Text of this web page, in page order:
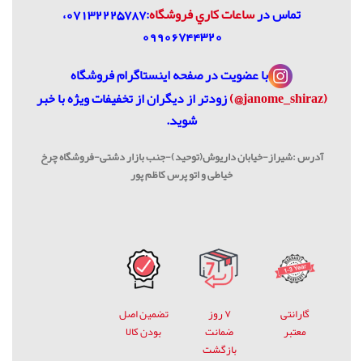
تماس درساعات كاري فروشگاه
:07132225787،
09906744320
با عضویت درصفحه اینستاگرام فروشگاه
(janome_shiraz@)
زودتر از دیگران از تخفیفات ویژه با خبر
شوید.
آدرس :شیراز-خیابان داریوش(توحید)-جنب بازار دشتی-فروشگاه چرخ
خیاطی و اتو پرس کاظم پور
گارانتی
معتبر
۷ روز
ضمانت
بازگشت
تضمین اصل
بودن کالا